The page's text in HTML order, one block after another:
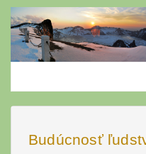
Skip
content
Budúcnosť